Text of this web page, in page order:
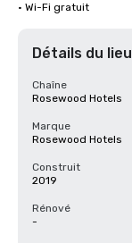
· Wi-Fi gratuit
Détails du lieu
Chaîne
Rosewood Hotels
Marque
Rosewood Hotels
Construit
2019
Rénové
-